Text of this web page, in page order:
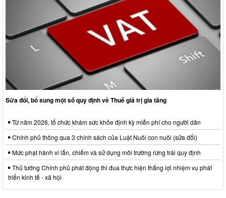
Sửa đổi, bổ sung một số quy định về Thuế giá trị gia tăng
Từ năm 2026, tổ chức khám sức khỏe định kỳ miễn phí cho người dân
Chính phủ thông qua 3 chính sách của Luật Nuôi con nuôi (sửa đổi)
Mức phạt hành vi lấn, chiếm và sử dụng môi trường rừng trái quy định
Thủ tướng Chính phủ phát động thi đua thực hiện thắng lợi nhiệm vụ phát
triển kinh tế - xã hội